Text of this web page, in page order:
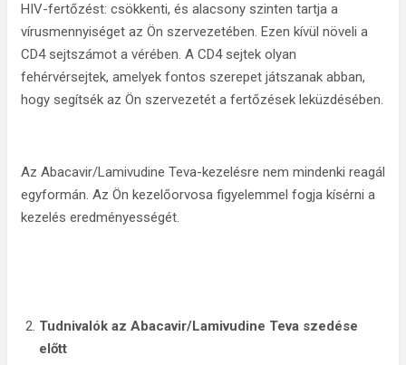
HIV-fertőzést: csökkenti, és alacsony szinten tartja a
vírusmennyiséget az Ön szervezetében. Ezen kívül növeli a
CD4 sejtszámot a vérében. A CD4 sejtek olyan
fehérvérsejtek, amelyek fontos szerepet játszanak abban,
hogy segítsék az Ön szervezetét a fertőzések leküzdésében.
Az Abacavir/Lamivudine Teva-kezelésre nem mindenki reagál
egyformán. Az Ön kezelőorvosa figyelemmel fogja kísérni a
kezelés eredményességét.
Tudnivalók az Abacavir/Lamivudine Teva szedése
előtt